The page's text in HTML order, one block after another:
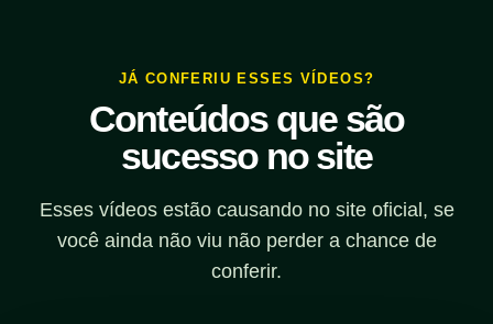
JÁ CONFERIU ESSES VÍDEOS?
Conteúdos que são
sucesso no site
Esses vídeos estão causando no site oficial, se
você ainda não viu não perder a chance de
conferir.